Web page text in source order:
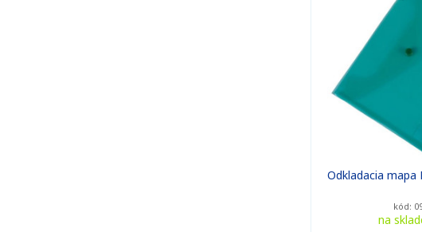
Odkladacia mapa
kód:
na